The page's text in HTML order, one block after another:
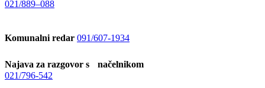
021/889–088
Komunalni redar 091/607-1934
Najava za razgovor s načelnikom
021/796-542